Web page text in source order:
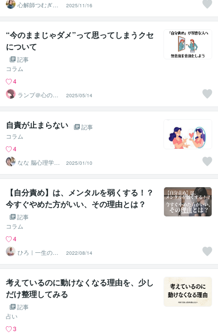
心解師つむぎ｜
ヒーリング＆霊
感タロット
2025/11/16
“今のままじゃダメ”って思ってしまうクセ
について
記事
コラム
4
ランプ＠心のお
悩み解決専門家
2025/05/14
自責が止まらない
記事
コラム
4
なな 脳心理学セ
ラピスト
2025/01/10
【自分責め】は、メンタルを弱くする！？
今すぐやめた方がいい、その理由とは？
記事
コラム
4
ひろ｜一生の自
信を育てる心理
学の専門家
2022/08/14
考えているのに動けなくなる理由を、少し
だけ整理してみる
記事
占い
3